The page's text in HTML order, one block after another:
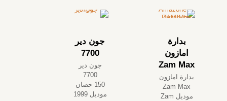
بدارة
امازون
Zam Max
بدارة امازون
Zam Max
موديل Zam
جون دير
7700
جون دير
7700
150 حصان
موديل 1999